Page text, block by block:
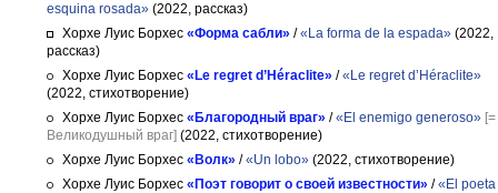
esquina rosada» (2022, рассказ)
Хорхе Луис Борхес «Форма сабли» /«La forma de la espada» (2022,
рассказ)
Хорхе Луис Борхес «Le regret d’Héraclite» /«Le regret d’Héraclite»
(2022, стихотворение)
Хорхе Луис Борхес «Благородный враг» /«El enemigo generoso» [=
Великодушный враг] (2022, стихотворение)
Хорхе Луис Борхес «Волк» /«Un lobo» (2022, стихотворение)
Хорхе Луис Борхес «Поэт говорит о своей известности» /«El poeta